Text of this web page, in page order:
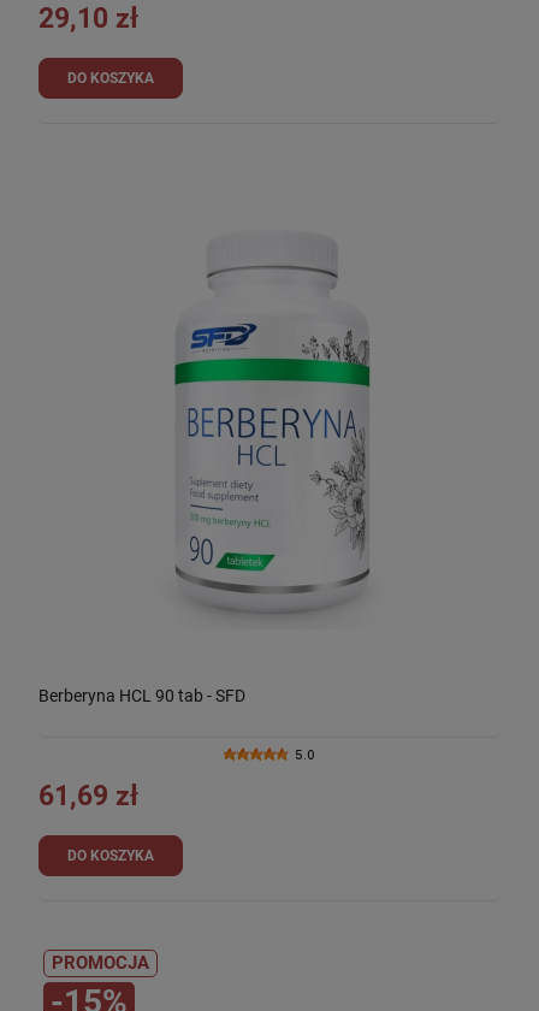
29,10 zł
DO KOSZYKA
Berberyna HCL 90 tab - SFD
5.0
61,69 zł
DO KOSZYKA
PROMOCJA
-15%